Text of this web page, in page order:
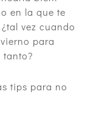
en la que te
vez cuando
para
tanto?
tips para no